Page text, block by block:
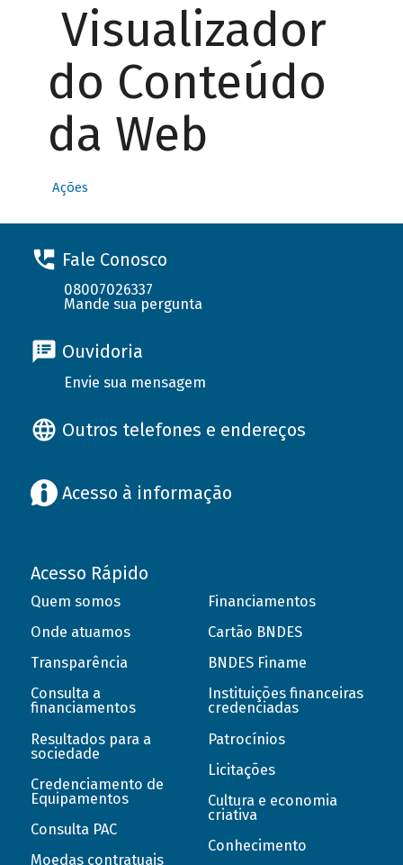
Visualizador
do Conteúdo
da Web
Ações
Fale Conosco
08007026337
Mande sua pergunta
Ouvidoria
Envie sua mensagem
Outros telefones e endereços
Acesso à informação
Acesso Rápido
Quem somos
Onde atuamos
Transparência
Consulta a
financiamentos
Resultados para a
sociedade
Credenciamento de
Equipamentos
Consulta PAC
Moedas contratuais
Financiamentos
Cartão BNDES
BNDES Finame
Instituições financeiras
credenciadas
Patrocínios
Licitações
Cultura e economia
criativa
Conhecimento